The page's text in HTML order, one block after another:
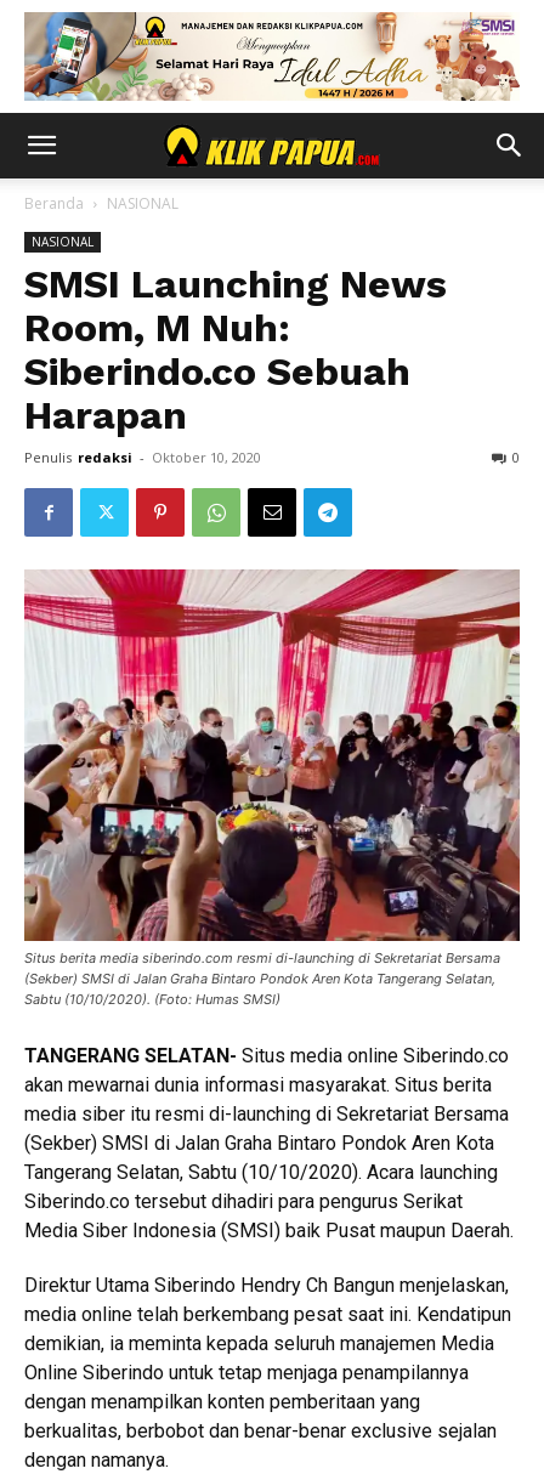
Beranda NASIONAL
NASIONAL
SMSI Launching News
Room, M Nuh:
Siberindo.co Sebuah
Harapan
Penulis redaksi - Oktober 10, 2020 0
Situs berita media siberindo.com resmi di-launching di Sekretariat Bersama
(Sekber) SMSI di Jalan Graha Bintaro Pondok Aren Kota Tangerang Selatan,
Sabtu (10/10/2020). (Foto: Humas SMSI)
TANGERANG SELATAN- Situs media online Siberindo.co
akan mewarnai dunia informasi masyarakat. Situs berita
media siber itu resmi di-launching di Sekretariat Bersama
(Sekber) SMSI di Jalan Graha Bintaro Pondok Aren Kota
Tangerang Selatan, Sabtu (10/10/2020). Acara launching
Siberindo.co tersebut dihadiri para pengurus Serikat
Media Siber Indonesia (SMSI) baik Pusat maupun Daerah.
Direktur Utama Siberindo Hendry Ch Bangun menjelaskan,
media online telah berkembang pesat saat ini. Kendatipun
demikian, ia meminta kepada seluruh manajemen Media
Online Siberindo untuk tetap menjaga penampilannya
dengan menampilkan konten pemberitaan yang
berkualitas, berbobot dan benar-benar exclusive sejalan
dengan namanya.